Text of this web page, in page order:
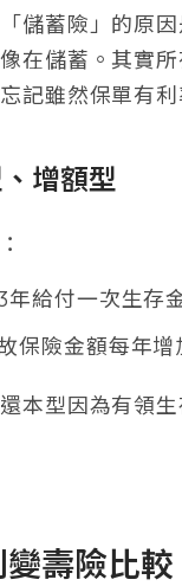
儲蓄險」的原
在儲蓄。其實
記雖然保單有
增額型
年給付一次生存
保險金額每年增
本型因為有領
壽險比較